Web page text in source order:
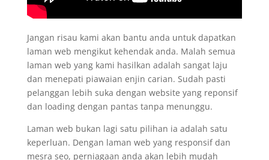
Jangan risau kami akan bantu anda untuk dapatkan
laman web mengikut kehendak anda. Malah semua
laman web yang kami hasilkan adalah sangat laju
dan menepati piawaian enjin carian. Sudah pasti
pelanggan lebih suka dengan website yang reponsif
dan loading dengan pantas tanpa menunggu.
Laman web bukan lagi satu pilihan ia adalah satu
keperluan. Dengan laman web yang responsif dan
mesra seo, perniagaan anda akan lebih mudah